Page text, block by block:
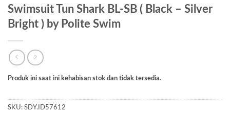
Swimsuit Tun Shark BL-SB ( Black – Silver
Bright ) by Polite Swim
Produk ini saat ini kehabisan stok dan tidak tersedia.
SKU: SDY.ID57612